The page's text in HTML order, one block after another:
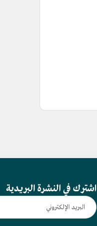
اشترك في النشرة البريدية